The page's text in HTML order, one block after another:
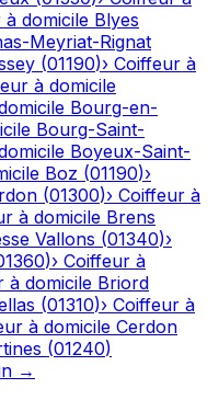
domicile Blyes
Meyriat-Rignat
(01190)› Coiffeur à
à domicile
Bourg-en-
Bourg-Saint-
Boyeux-Saint-
Boz (01190)›
(01300)› Coiffeur à
à domicile Brens
Vallons (01340)›
)› Coiffeur à
à domicile Briord
(01310)› Coiffeur à
à domicile Cerdon
(01240)
→